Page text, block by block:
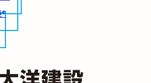
®